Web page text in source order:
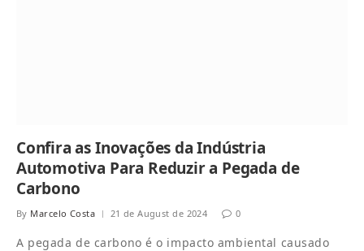
Confira as Inovações da Indústria
Automotiva Para Reduzir a Pegada de
Carbono
By Marcelo Costa 21 de August de 2024 0
A pegada de carbono é o impacto ambiental causado